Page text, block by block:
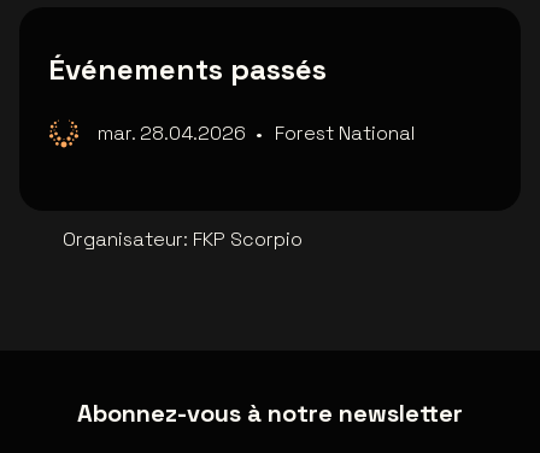
Événements passés
mar. 28.04.2026 • Forest National
Organisateur: FKP Scorpio
Abonnez-vous à notre newsletter